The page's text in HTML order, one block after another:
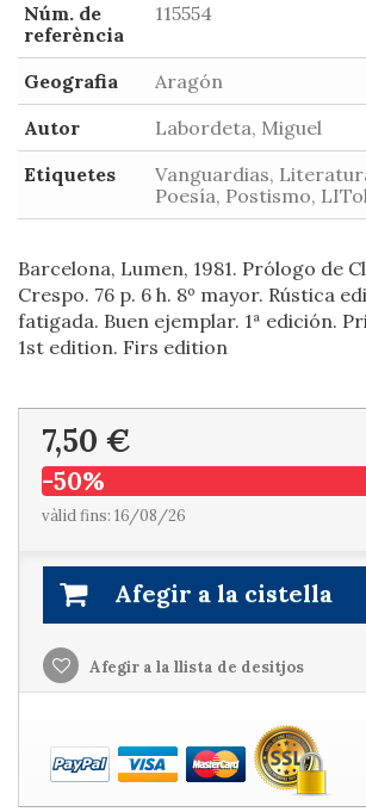
Núm. de
referència
115554
Geografia
Aragón
Autor
Labordeta, Miguel
Etiquetes
Vanguardias,
Poesía, Postismo,
Barcelona, Lumen, 1981. Prólogo de
Crespo. 76 p. 6 h. 8º mayor. Rústica
fatigada. Buen ejemplar. 1ª edición.
1st edition. Firs edition
7,50 €
-50%
vàlid fins: 16/08/26
Afegir a la cistella
Afegir a la llista de desitjos